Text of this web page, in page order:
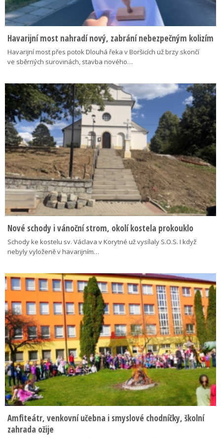
Havarijní most nahradí nový, zabrání nebezpečným kolizím
Havarijní most přes potok Dlouhá řeka v Boršicích už brzy skončí
ve sběrných surovinách, stavba nového…
Nové schody i vánoční strom, okolí kostela prokouklo
Schody ke kostelu sv. Václava v Korytné už vysílaly S.O.S. I když
nebyly vyloženě v havarijním…
Amfiteátr, venkovní učebna i smyslové chodníčky, školní
zahrada ožije